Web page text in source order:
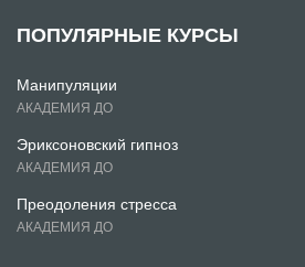
ПОПУЛЯРНЫЕ КУРСЫ
Манипуляции
АКАДЕМИЯ ДО
Эриксоновский гипноз
АКАДЕМИЯ ДО
Преодоления стресса
АКАДЕМИЯ ДО